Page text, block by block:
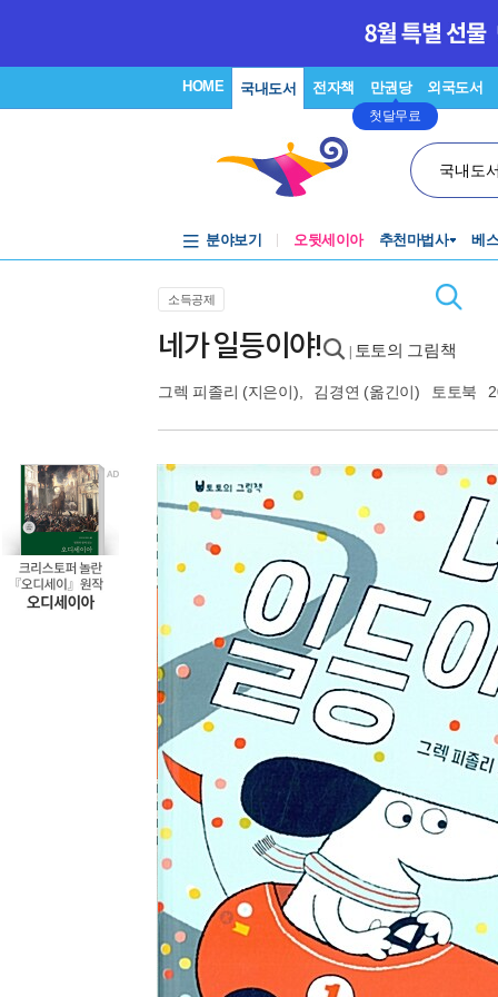
HOME 국내도서 전자책 만권당
첫달무료
외국도서
국내도
분야보기 오뒷세이아 추천마법사 베
소득공제
네가 일등이야! 토토의 그림책
그렉 피졸리 (지은이), 김경연 (옮긴이) 토토북